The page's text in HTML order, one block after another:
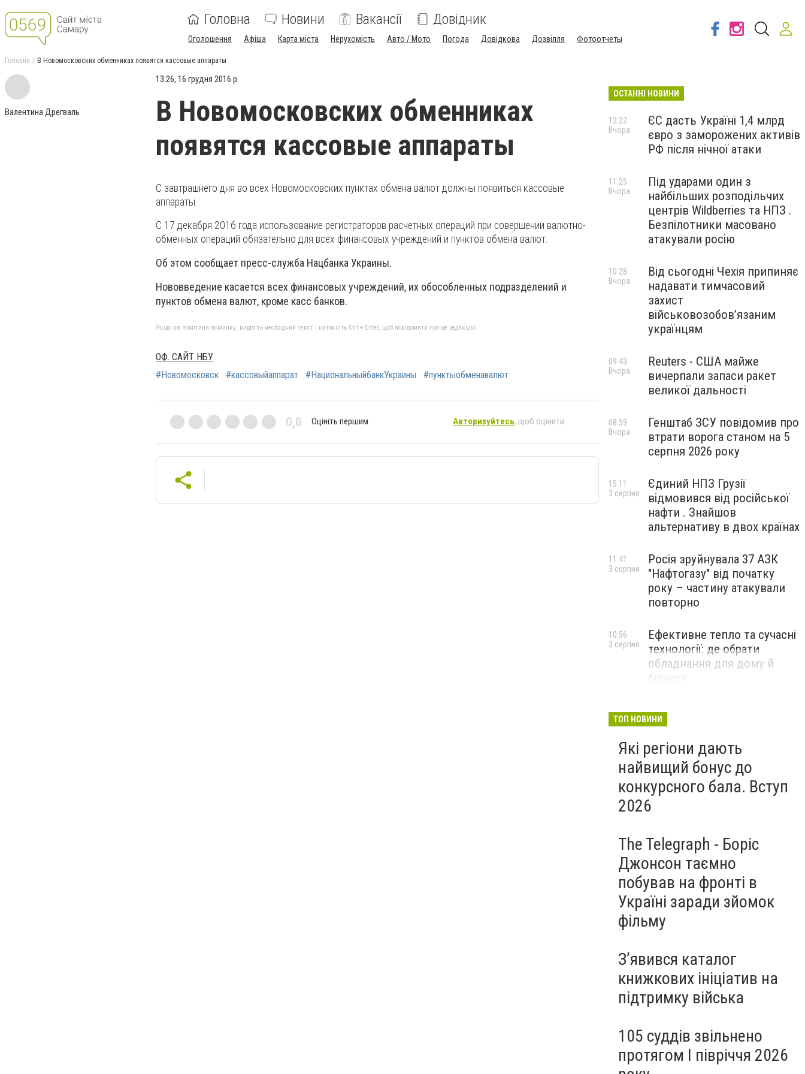
Головна Новини Вакансії Довідник
Оголошення Афіша Карта міста Нерухомість Авто / Мото Погода Довідкова Дозвілля Фотоотчеты
Головна В Новомосковских обменниках появятся кассовые аппараты
Валентина Дрегваль
13:26, 16 грудня 2016 р.
В Новомосковских обменниках
появятся кассовые аппараты
С завтрашнего дня во всех Новомосковских пунктах обмена валют должны появиться кассовые
аппараты.
С 17 декабря 2016 года использование регистраторов расчетных операций при совершении валютно-
обменных операций обязательно для всех финансовых учреждений и пунктов обмена валют.
Об этом сообщает пресс-служба Нацбанка Украины.
Нововведение касается всех финансовых учреждений, их обособленных подразделений и
пунктов обмена валют, кроме касс банков.
Якщо ви помітили помилку, виділіть необхідний текст і натисніть Ctrl + Enter, щоб повідомити про це редакцію
ОФ. САЙТ НБУ
#Новомосковск
#кассовыйаппарат #НациональныйбанкУкраины #пунктыобменавалют
0,0 Оцініть першим Авторизуйтесь, щоб оцінити
ОСТАННІ НОВИНИ
ЄС дасть Україні 1,4 млрд
євро з заморожених активів
РФ після нічної атаки
12:22
Вчора
Під ударами один з
найбільших розподільчих
центрів Wildberries та НПЗ .
Безпілотники масовано
атакували росію
11:25
Вчора
Від сьогодні Чехія припиняє
надавати тимчасовий
захист
військовозобов’язаним
українцям
10:28
Вчора
Reuters - США майже
вичерпали запаси ракет
великої дальності
09:43
Вчора
Генштаб ЗСУ повідомив про
втрати ворога станом на 5
серпня 2026 року
08:59
Вчора
Єдиний НПЗ Грузії
відмовився від російської
нафти . Знайшов
альтернативу в двох країнах
15:11
3 серпня
Росія зруйнувала 37 АЗК
"Нафтогазу" від початку
року – частину атакували
повторно
11:41
3 серпня
Ефективне тепло та сучасні
технології: де обрати
обладнання для дому й
бізнесу
10:56
3 серпня
ТОП НОВИНИ
Які регіони дають
найвищий бонус до
конкурсного бала. Вступ
2026
The Telegraph - Боріс
Джонсон таємно
побував на фронті в
Україні заради зйомок
фільму
З’явився каталог
книжкових ініціатив на
підтримку війська
105 суддів звільнено
протягом I півріччя 2026